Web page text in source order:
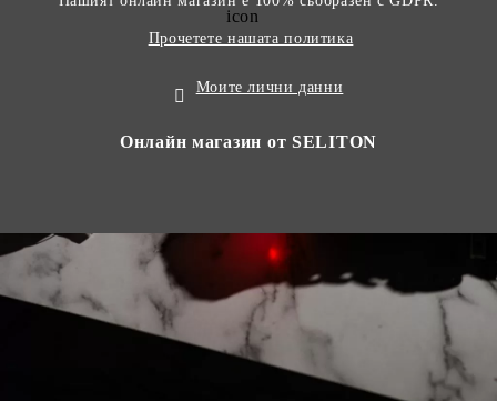
Прочетете нашата политика
Моите лични данни
Онлайн магазин от SELITON